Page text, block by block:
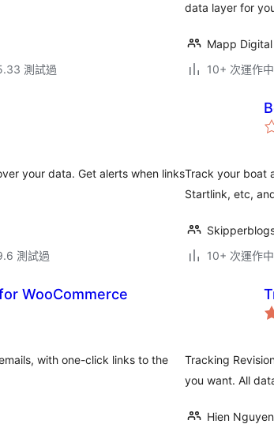
測試過
data layer for
Mapp Digital
10+ 次運作
your data. Get alerts when links
測試過
Track your boat
Startlink, etc,
10+ 次運作
WooCommerce
with one-click links to the
Tracking
you want. All
Hien